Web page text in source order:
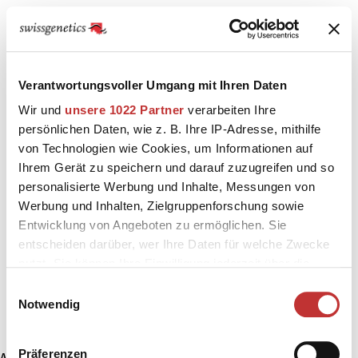
Verantwortungsvoller Umgang mit Ihren Daten
Wir und unsere 1022 Partner verarbeiten Ihre
persönlichen Daten, wie z. B. Ihre IP-Adresse, mithilfe
von Technologien wie Cookies, um Informationen auf
Ihrem Gerät zu speichern und darauf zuzugreifen und so
personalisierte Werbung und Inhalte, Messungen von
Werbung und Inhalten, Zielgruppenforschung sowie
Entwicklung von Angeboten zu ermöglichen. Sie
entscheiden darüber, wer Ihre Daten für welche Zwecke
Trigger Symbol ändern oder widerrufen
Notwendig
Präferenzen